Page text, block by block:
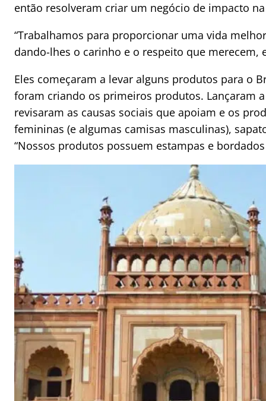
então resolveram criar um negócio de impacto
“Trabalhamos para proporcionar uma vida
dando-lhes o carinho e o respeito que merecem,
Eles começaram a levar alguns produtos para o
foram criando os primeiros produtos. Lançaram
revisaram as causas sociais que apoiam e os
femininas (e algumas camisas masculinas),
“Nossos produtos possuem estampas e